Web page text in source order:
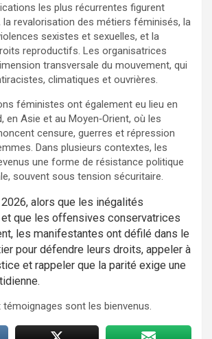
les plus récurrentes figurent
la revalorisation des métiers féminisés, la
sexistes et sexuelles, et la
reproductifs. Les organisatrices
transversale du mouvement, qui
climatiques et ouvrières.
féministes ont également eu lieu en
en Asie et au Moyen‑Orient, où les
censure, guerres et répression
Dans plusieurs contextes, les
une forme de résistance politique
souvent sous tension sécuritaire.
alors que les inégalités
que les offensives conservatrices
les manifestantes ont défilé dans le
pour défendre leurs droits, appeler à
et rappeler que la parité exige une
sont les bienvenus.